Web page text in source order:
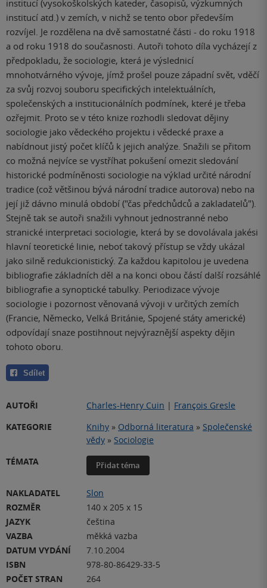
institucí (vysokoškolských kateder, časopisů, výzkumných
institucí atd.) v zemích, v nichž se tento obor především
rozvíjel. Je rozdělena na dvě samostatné části - do roku 1918
a od roku 1918 do současnosti. Autoři tohoto díla vycházejí z
předpokladu, že sociologie, která je výslednicí
mnohotvárného vývoje, jímž prošel pouze západní svět, vděčí
za svůj rozvoj souboru specifických intelektuálních,
společenských a institucionálních podmínek, které je třeba
ozřejmit. Proto se v této knize rozhodli sledovat dějiny
sociologie jako vědeckého projektu i vědecké praxe a
nabídnout jistý počet klíčů k jejich analýze. Snažili se přitom
co možná nejvíce se vystříhat pokušení omezit sledování
historické podmíněnosti sociologie na výklad určité národní
tradice (což většinou bývá národní tradice autorova) nebo na
její již dávno minulá období ("čas předchůdců a zakladatelů").
Stejně tak se autoři snažili vyhnout jednostranné nebo
stranické interpretaci sociologie, která by se dovolávala jakési
hlavní teoretické linie, neboť takový přístup se vždy ukázal
jako silně redukcionistický. Za každou kapitolou je uvedena
bibliografie základních děl a na konci obou částí další rozsáhlé
bibliografie a synoptické tabulky. Periodizace vývoje
sociologie i pozornost věnovaná vývoji v určitých zemích
(Francie, Německo, Velká Británie, Spojené státy americké)
odpovídají snaze postihnout nejvýraznější aspekty dějin
tohoto oboru.
Sdílet
AUTOŘI Charles-Henry Cuin | François Gresle
KATEGORIE
Knihy » Odborná literatura » Společenské
vědy » Sociologie
TÉMATA
Přidat téma
NAKLADATEL
Slon
ROZMĚR
140 x 205 x 15
JAZYK
čeština
VAZBA
měkká vazba
DATUM VYDÁNÍ
7.10.2004
ISBN
978-80-86429-33-5
POČET STRAN
264